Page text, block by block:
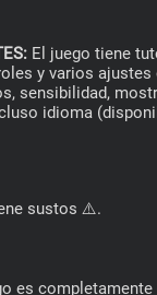
El juego tiene
y varios ajustes
sensibilidad,
idioma
sustos ⚠️.
es completamente